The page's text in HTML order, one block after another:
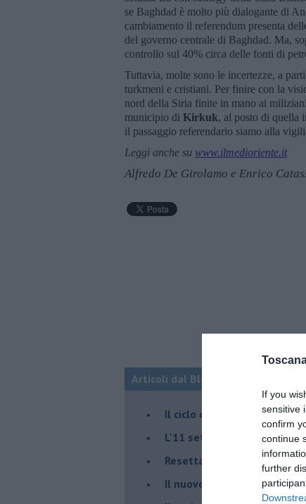
If you
sensitive
confirm
continue
further
se Baghdad è molto più dialogante di
cambiamento il referendum presenta
del governo centrale di Baghdad. Ma,
controllo sul 40% circa delle fonti di
Tuttavia, molte sono le incertezze, a
turkmeni e cristiani. Per finire con la
nord della Siria finite in mano ai
municipio di Kirkuk, al posto di quella
il passaggio referendario siamo alla
Leggi anche su www.ilmedioriente.it
Alfredo De Girolamo e Enrico
Articoli dal Blog “Fauda e
Il ciclo della violenza in
L'11 settembre di Israele
Resettare l’era di
​Il nuovo corso dell’era di